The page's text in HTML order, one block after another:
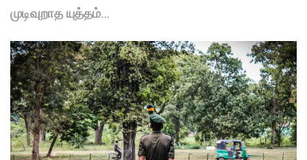
முடிவுறாத யுத்தம்…